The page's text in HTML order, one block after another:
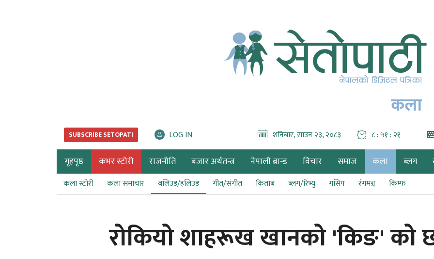
कला
SUBSCRIBE SETOPATI LOG IN शनिबार, साउन २३, २०८३ ८ : ५१ : २२
गृहपृष्ठ कभर स्टोरी राजनीति बजार अर्थतन्त्र नेपाली ब्रान्ड विचार समाज कला ब्लग
कला स्टोरी कला समाचार बलिउड/हलिउड गीत/संगीत किताब ब्लग/रिभ्यु गसिप रंगमञ्च किम्फ
रोकियो शाहरूख खानको 'किङ' को